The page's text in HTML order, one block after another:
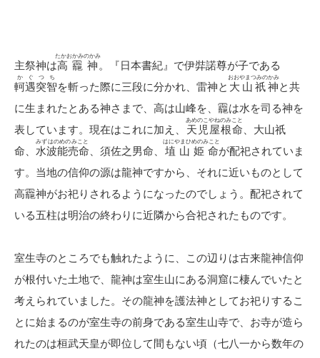
主祭神は高龗神
たかおかみのかみ
。『日本書紀』で伊弉諾尊が子である
軻遇突智
かぐつち
を斬った際に三段に分かれ、雷神と 大山祇神
おおやまつみのかみ
と共
に生まれたとある神さまで、高は山峰を、龗は水を司る神を
表しています。現在はこれに加え、
天児屋根命
あめのこやねのみこと
、大山祇
命、 水波能売命
みずはのめのみこと
、須佐之男命、 埴山姫命
はにやまひめのみこと
が配祀されていま
す。当地の信仰の源は龍神ですから、それに近いものとして
高龗神がお祀りされるようになったのでしょう。配祀されて
いる五柱は明治の終わりに近隣から合祀されたものです。
室生寺のところでも触れたように、この辺りは古来龍神信仰
が根付いた土地で、龍神は室生山にある洞窟に棲んでいたと
考えられていました。その龍神を護法神としてお祀りするこ
とに始まるのが室生寺の前身である室生山寺で、お寺が造ら
れたのは桓武天皇が即位して間もない頃（七八一から数年の